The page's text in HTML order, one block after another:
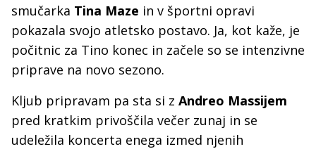
smučarka Tina Maze in v športni opravi
pokazala svojo atletsko postavo. Ja, kot kaže, je
počitnic za Tino konec in začele so se intenzivne
priprave na novo sezono.
Kljub pripravam pa sta si z Andreo Massijem
pred kratkim privoščila večer zunaj in se
udeležila koncerta enega izmed njenih